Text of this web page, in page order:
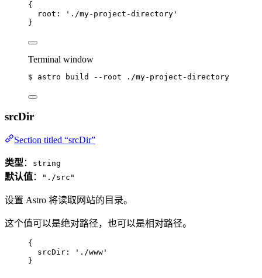
{
root:
' ./my-project-directory '
}
Terminal window
$ astro build --root ./my-project-directory
srcDir
Section titled “srcDir”
类型： string
默认值： "./src"
设置 Astro 将读取网站的目录。
这个值可以是绝对路径，也可以是相对路径。
{
srcDir:
' ./www '
}